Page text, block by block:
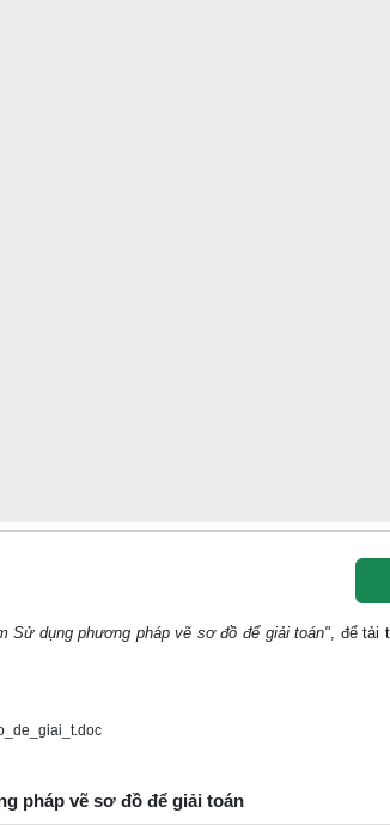
Sử dụng phương pháp vẽ sơ đồ để giải toán", để tải
pháp vẽ sơ đồ để giải toán